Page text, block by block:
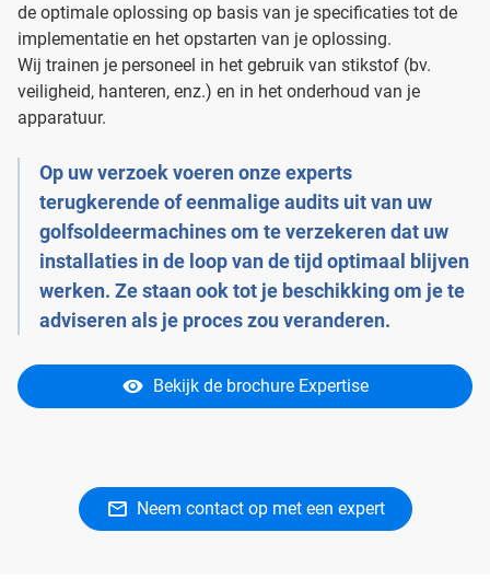
de optimale oplossing op basis van je specificaties tot de
implementatie en het opstarten van je oplossing.
Wij trainen je personeel in het gebruik van stikstof (bv.
veiligheid, hanteren, enz.) en in het onderhoud van je
apparatuur.
Op uw verzoek voeren onze experts
terugkerende of eenmalige audits uit van uw
golfsoldeermachines om te verzekeren dat uw
installaties in de loop van de tijd optimaal blijven
werken. Ze staan ook tot je beschikking om je te
adviseren als je proces zou veranderen.
Bekijk de brochure Expertise
Neem contact op met een expert